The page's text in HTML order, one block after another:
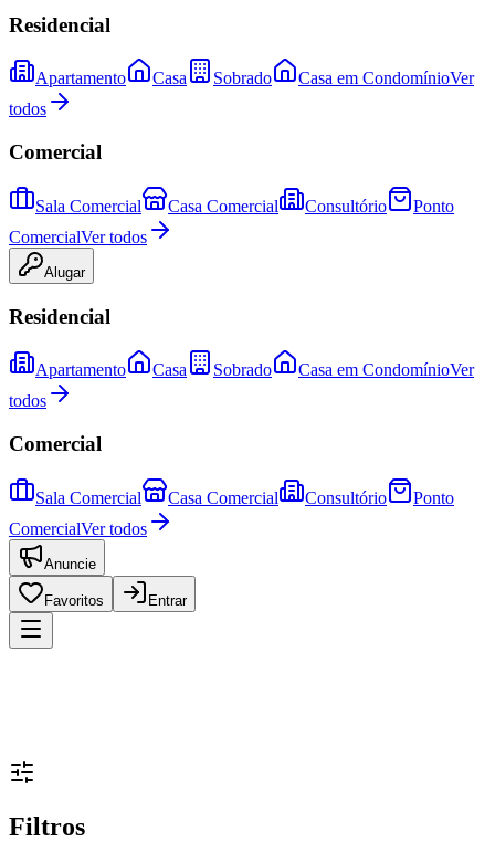
Residencial
Apartamento Casa Sobrado Casa em CondomínioVer
todos
Comercial
Sala Comercial Casa Comercial Consultório
Ponto
ComercialVer todos
Alugar
Residencial
Apartamento Casa Sobrado Casa em CondomínioVer
todos
Comercial
Sala Comercial Casa Comercial Consultório
Ponto
ComercialVer todos
Anuncie
Favoritos Entrar
Filtros